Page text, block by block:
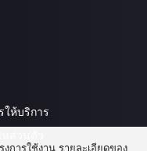
ห้บริการ
การใช้งาน รายละเอียดของ